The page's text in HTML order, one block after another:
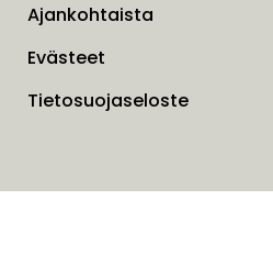
Ajankohtaista
Evästeet
Tietosuojaseloste
Liesituulettimien